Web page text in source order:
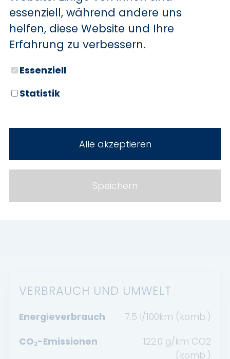
Abstandswarner
Apple CarPlay
Android Auto
Volldigitales Kombiinstrument
Induktionsladen für Smartphones
HU neu
Fernlichtassistent
Abgedunkelte Scheiben
Elektr. Seitenspiegel anklappbar
VERBRAUCH UND UMWELT
Energieverbrauch
7.5 l/100km (komb.)
CO₂-Emissionen
122.0 g/km CO2
(komb.)
essenziell, während andere uns
helfen, diese Website und Ihre
Erfahrung zu verbessern.
Essenziell
Statistik
Alle akzeptieren
Speichern